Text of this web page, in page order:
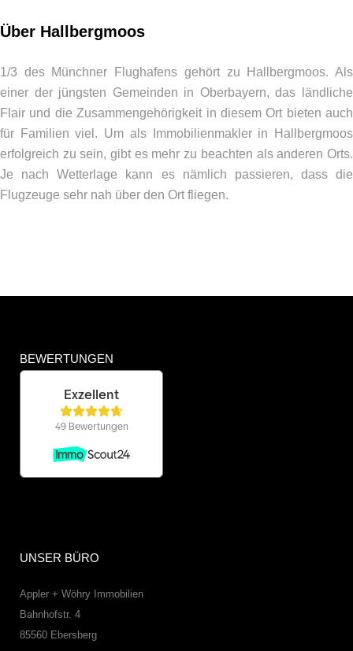
Über Hallbergmoos
1/3 des Münchner Flughafens gehört zu Hallbergmoos. Als
einer der jüngsten Gemeinden in Oberbayern, das ländliche
Flair und die Zusammengehörigkeit in diesem Ort bieten auch
für Familien viel. Um als Immobilienmakler in Hallbergmoos
erfolgreich zu sein, gibt es mehr zu beachten als anderen Orts.
Je nach Wetterlage kann es nämlich passieren, dass die
Flugzeuge sehr nah über den Ort fliegen.
BEWERTUNGEN
UNSER BÜRO
Appler + Wöhry Immobilien
Bahnhofstr. 4
85560 Ebersberg